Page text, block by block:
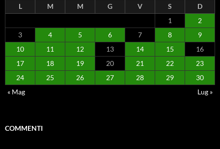
L M M G V S
D
1
2
3
4 5 6 7 8
9
10
11 12 13 14 15
16
17
18 19 20 21 22
23
24
25 26 27 28 29
30
« Mag
Lug »
COMMENTI